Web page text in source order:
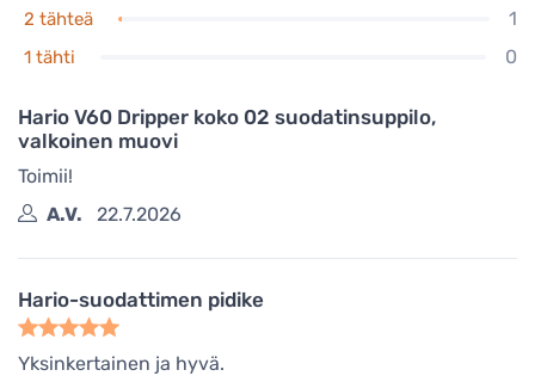
2 tähteä 1
1 tähti 0
Hario V60 Dripper koko 02 suodatinsuppilo,
valkoinen muovi
Toimii!
A.V.
22.7.2026
Hario-suodattimen pidike
Yksinkertainen ja hyvä.